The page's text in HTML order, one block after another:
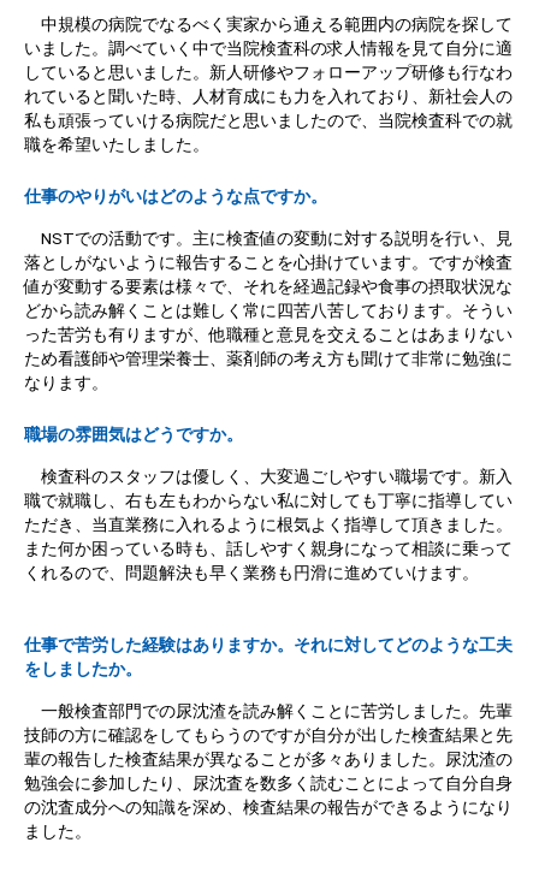
中規模の病院でなるべく実家から通える範囲内の病院を探して
いました。調べていく中で当院検査科の求人情報を見て自分に適
していると思いました。新人研修やフォローアップ研修も行なわ
れていると聞いた時、人材育成にも力を入れており、新社会人の
私も頑張っていける病院だと思いましたので、当院検査科での就
職を希望いたしました。
仕事のやりがいはどのような点ですか。
NSTでの活動です。主に検査値の変動に対する説明を行い、見
落としがないように報告することを心掛けています。ですが検査
値が変動する要素は様々で、それを経過記録や食事の摂取状況な
どから読み解くことは難しく常に四苦八苦しております。そうい
った苦労も有りますが、他職種と意見を交えることはあまりない
ため看護師や管理栄養士、薬剤師の考え方も聞けて非常に勉強に
なります。
職場の雰囲気はどうですか。
検査科のスタッフは優しく、大変過ごしやすい職場です。新入
職で就職し、右も左もわからない私に対しても丁寧に指導してい
ただき、当直業務に入れるように根気よく指導して頂きました。
また何か困っている時も、話しやすく親身になって相談に乗って
くれるので、問題解決も早く業務も円滑に進めていけます。
仕事で苦労した経験はありますか。それに対してどのような工夫
をしましたか。
一般検査部門での尿沈渣を読み解くことに苦労しました。先輩
技師の方に確認をしてもらうのですが自分が出した検査結果と先
輩の報告した検査結果が異なることが多々ありました。尿沈渣の
勉強会に参加したり、尿沈査を数多く読むことによって自分自身
の沈査成分への知識を深め、検査結果の報告ができるようになり
ました。